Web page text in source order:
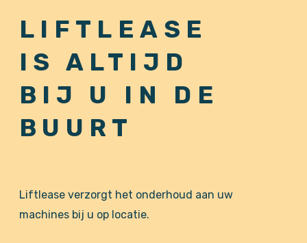
LIFTLEASE
IS ALTIJD
BIJ U IN DE
BUURT
Liftlease verzorgt het onderhoud aan uw
machines bij u op locatie.